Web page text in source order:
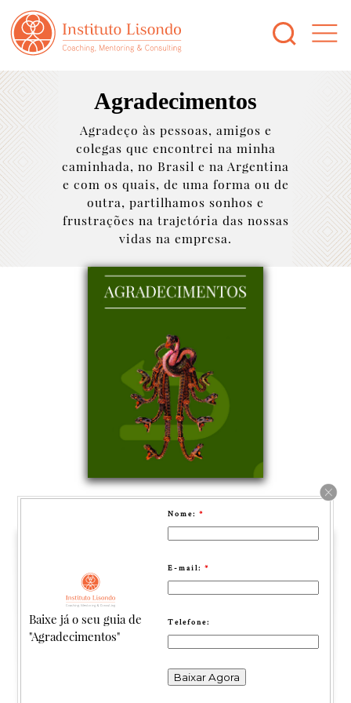
Agradecimentos
Agradeço às pessoas, amigos e
colegas que encontrei na minha
caminhada, no Brasil e na Argentina
e com os quais, de uma forma ou de
outra, partilhamos sonhos e
frustrações na trajetória das nossas
vidas na empresa.
Baixe já o seu guia de
"Agradecimentos"
Nome:*
E-mail:*
Telefone: